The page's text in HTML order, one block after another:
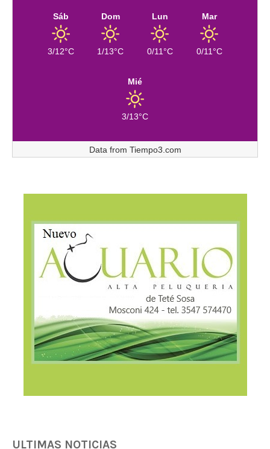
Sáb
3/12°C
Dom
1/13°C
Lun
0/11°C
Mar
0/11°C
Mié
3/13°C
Data from Tiempo3.com
ULTIMAS NOTICIAS